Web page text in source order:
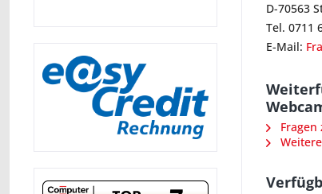
D-70563
Tel. 0711
E-Mail:
Fragen